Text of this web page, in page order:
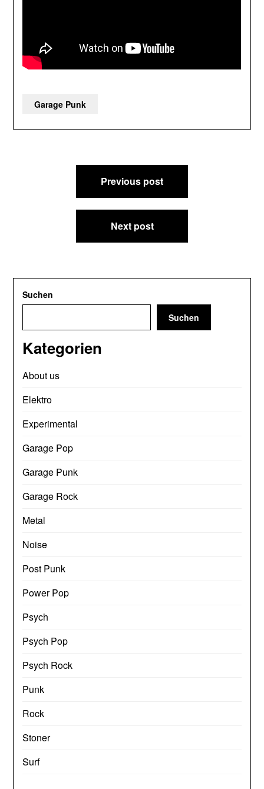
Garage Punk
Beitragsnavigation
Previous post
Next post
Suchen
Suchen
Kategorien
About us
Elektro
Experimental
Garage Pop
Garage Punk
Garage Rock
Metal
Noise
Post Punk
Power Pop
Psych
Psych Pop
Psych Rock
Punk
Rock
Stoner
Surf